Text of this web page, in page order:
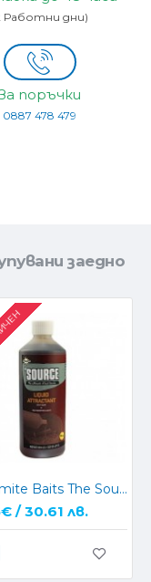
Работни дни)
поръчки
0887 478 479
заедно
Dynamite Baits The Source Liquid Attractant Re-Hydration Soak 500ml
/ 30.61 лв.